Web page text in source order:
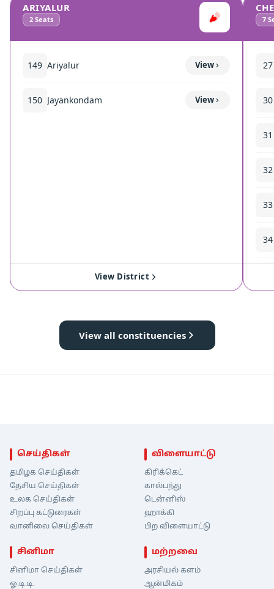
ARIYALUR
2 Seats
149 Ariyalur View
150 Jayankondam View
View District
7
27
30
31
32
33
34
View all constituencies
செய்திகள்
தமிழக செய்திகள்
தேசிய செய்திகள்
உலக செய்திகள்
சிறப்பு கட்டுரைகள்
வானிலை செய்திகள்
விளையாட்டு
கிரிக்கெட்
கால்பந்து
டென்னிஸ்
ஹாக்கி
பிற விளையாட்டு
சினிமா
சினிமா செய்திகள்
ஓ.டி.டி.
மற்றவை
அரசியல் களம்
ஆன்மிகம்